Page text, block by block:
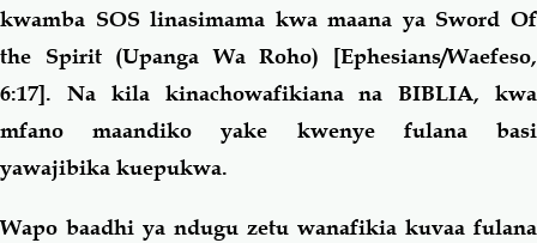
kwamba SOS linasimama kwa maana ya SwordOf
the Spirit (Upanga Wa Roho) [Ephesians/Waefeso,
6:17]. Na kila kinachowafikiana na BIBLIA, kwa
mfano maandiko yake kwenye fulana basi
yawajibika kuepukwa.
Wapo baadhi ya ndugu zetu wanafikia kuvaa fulana